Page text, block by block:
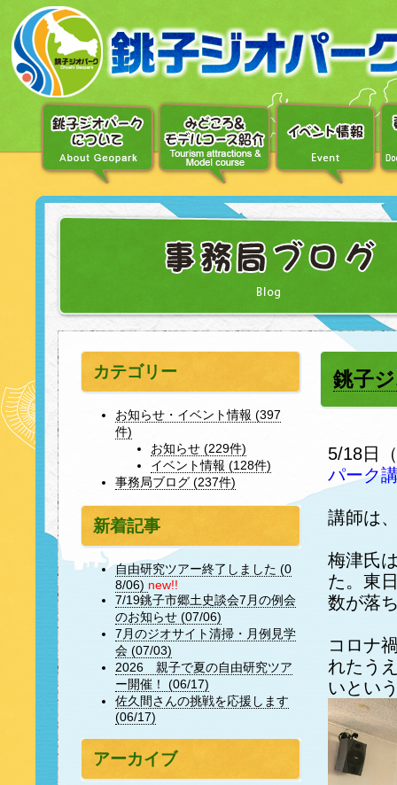
ュ
ー
銚子
5/18日
パーク
講師は
梅津氏
た。東
数が落
コロナ
れたう
いとい
カテゴリー
お知らせ・イベント情報 (397
件)
お知らせ (229件)
イベント情報 (128件)
事務局ブログ (237件)
新着記事
自由研究ツアー終了しました (0
8/06) new!!
7/19銚子市郷土史談会7月の例会
のお知らせ (07/06)
7月のジオサイト清掃・月例見学
会 (07/03)
2026 親子で夏の自由研究ツア
ー開催！ (06/17)
佐久間さんの挑戦を応援します
(06/17)
アーカイブ